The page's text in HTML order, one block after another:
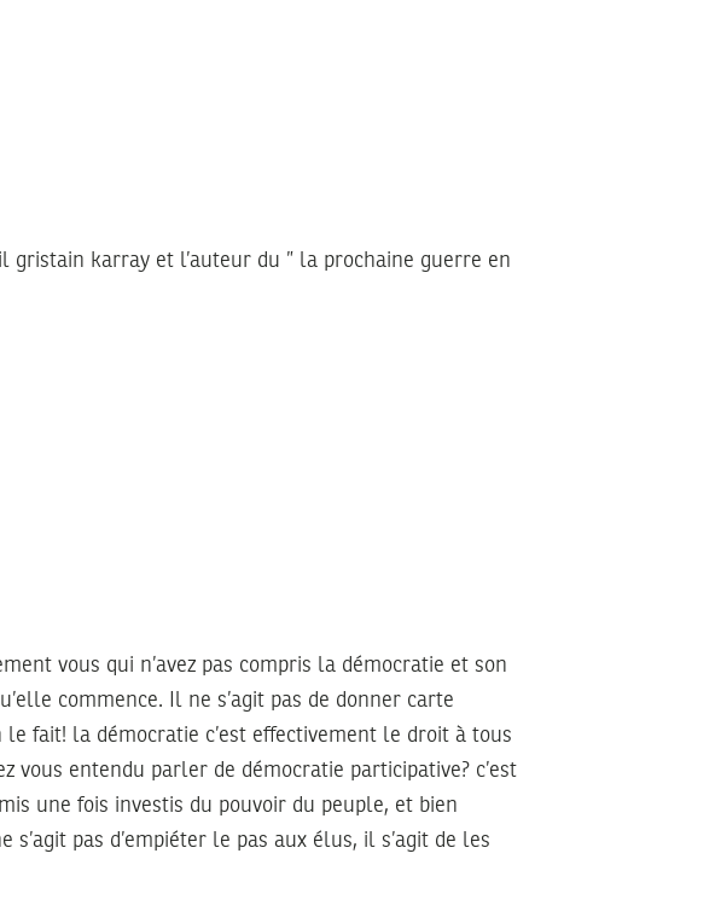
gristain karray et l’auteur du ” la prochaine guerre en
vous qui n’avez pas compris la démocratie et son
commence. Il ne s’agit pas de donner carte
fait! la démocratie c’est effectivement le droit à tous
vous entendu parler de démocratie participative? c’est
une fois investis du pouvoir du peuple, et bien
pas d’empiéter le pas aux élus, il s’agit de les